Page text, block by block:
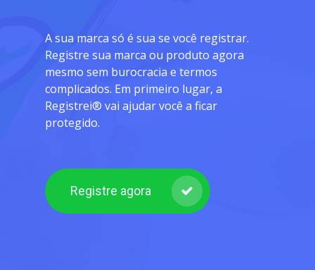
A sua marca só é sua se você registrar.
Registre sua marca ou produto agora
mesmo sem burocracia e termos
complicados. Em primeiro lugar, a
Registrei® vai ajudar você a ficar
protegido.
Registre agora